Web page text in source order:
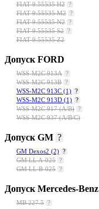
FIAT 9.55535 H2 ?
FIAT 9.55535 M2 ?
FIAT 9.55535 N2 ?
FIAT 9.55535 S2 ?
FIAT 9.55535 Z2
Допуск FORD
WSS-M2C 913A ?
WSS-M2C 913B ?
WSS-M2C 913C (1) ?
WSS-M2C 913D (1) ?
WSS-M2C 917 (A/B) ?
WSS-M2C 937 (A/B/C)
Допуск GM ?
GM Dexos2 (2) ?
GM LL A-025 ?
GM LL B-025 ?
Допуск Mercedes-Benz
МВ 227.5 ?